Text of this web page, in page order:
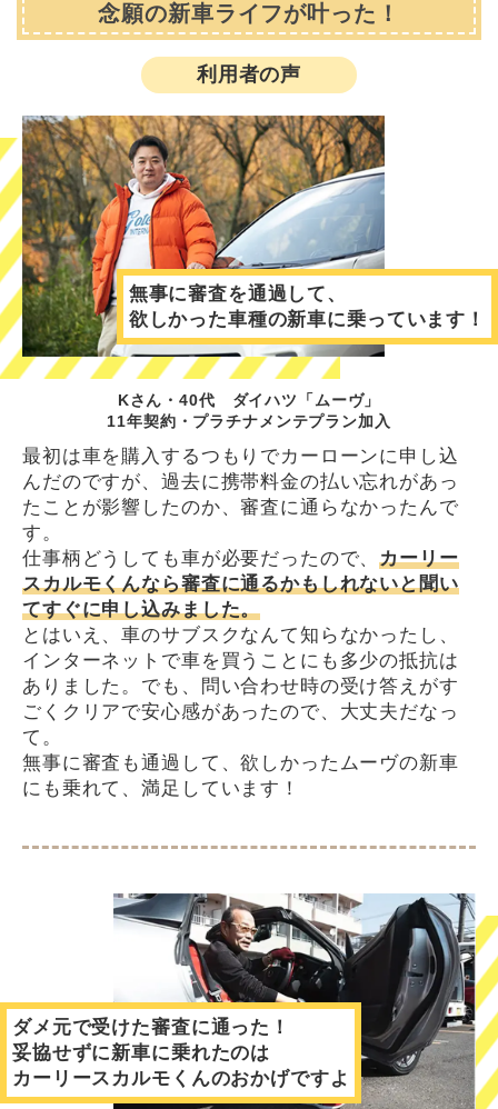
念願の新車ライフが叶った！
利用者の声
無事に審査を通過して、
欲しかった車種の新車に乗っています！
Kさん・40代 ダイハツ「ムーヴ」
11年契約・プラチナメンテプラン加入
最初は車を購入するつもりでカーローンに申し込
んだのですが、過去に携帯料金の払い忘れがあっ
たことが影響したのか、審査に通らなかったんで
す。
仕事柄どうしても車が必要だったので、カーリー
スカルモくんなら審査に通るかもしれないと聞い
てすぐに申し込みました。
とはいえ、車のサブスクなんて知らなかったし、
インターネットで車を買うことにも多少の抵抗は
ありました。でも、問い合わせ時の受け答えがす
ごくクリアで安心感があったので、大丈夫だなっ
て。
無事に審査も通過して、欲しかったムーヴの新車
にも乗れて、満足しています！
ダメ元で受けた審査に通った！
妥協せずに新車に乗れたのは
カーリースカルモくんのおかげですよ